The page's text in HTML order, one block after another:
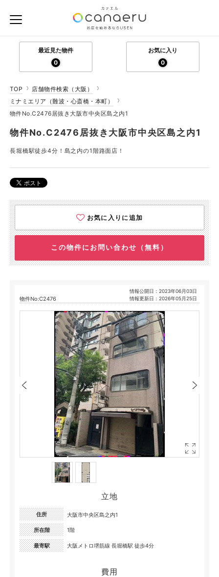
最近見た物件
0
お気に入り
0
TOP
店舗物件検索（大阪）
ミナミエリア（難波・心斎橋・本町）
物件No.C2476居抜き大阪市中央区島之内1
物件No.C2476居抜き大阪市中央区島之内1
長堀橋駅徒歩4分！島之内の1階路面店！
お気に入りに追加
この物件にお問い合わせ（無料）
物件No:C2476
情報公開日：2023年06月03日
情報更新日：2026年05月25日
立地
住所 大阪市中央区島之内1
所在階 1階
最寄駅 大阪メトロ堺筋線 長堀橋駅 徒歩4分
費用